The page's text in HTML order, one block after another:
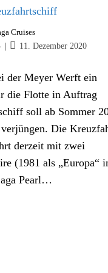
Cruises
Beitrag
am:
11. Dezember 2020
der Meyer Werft ein
die Flotte in Auftrag
soll ab Sommer
Die
derzeit mit zwei
(1981 als „Europa“
Pearl…